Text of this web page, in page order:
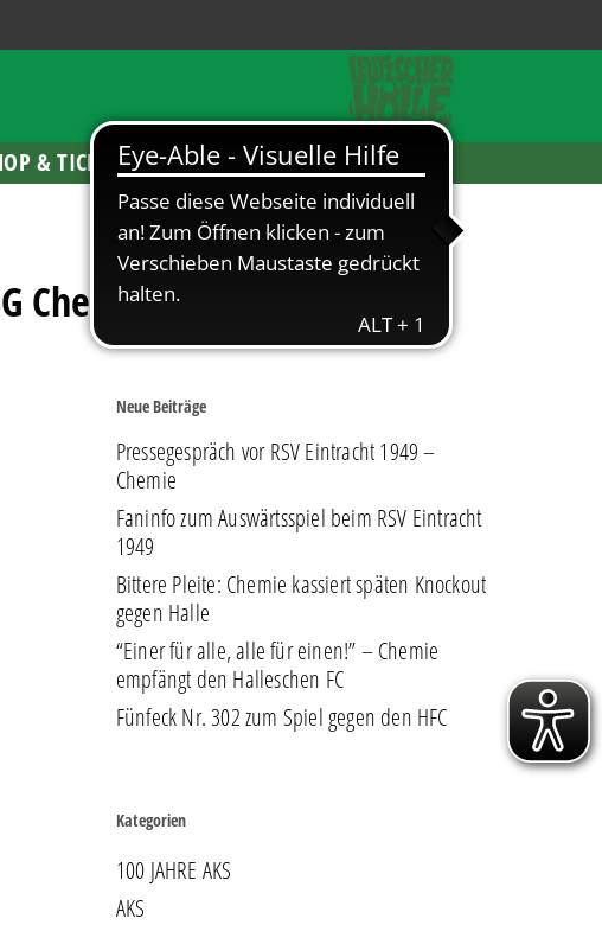
& TICKETS
Leipzig
Neue Beiträge
Pressegespräch vor RSV Eintracht 1949 –
Chemie
Faninfo zum Auswärtsspiel beim RSV Eintracht
1949
Bittere Pleite: Chemie kassiert späten Knockout
gegen Halle
“Einer für alle, alle für einen!” – Chemie
empfängt den Halleschen FC
Fünfeck Nr. 302 zum Spiel gegen den HFC
Kategorien
100 JAHRE AKS
AKS